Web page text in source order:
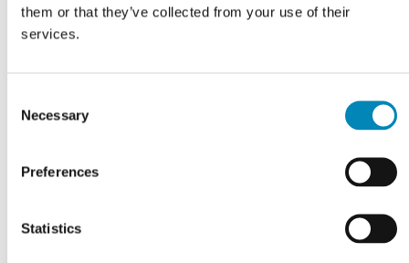
them or that they’ve collected from your use of their
services.
Selection
Necessary
Preferences
Statistics